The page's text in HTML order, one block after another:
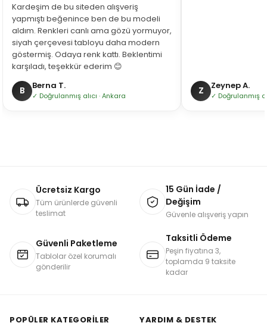
Kardeşim de bu siteden alışveriş
yapmıştı beğenince ben de bu modeli
aldım. Renkleri canlı ama gözü yormuyor,
siyah çerçevesi tabloyu daha modern
göstermiş. Odaya renk kattı. Beklentimi
karşıladı, teşekkür ederim 😊
B Berna T.
✓ Doğrulanmış alıcı · Ankara Z Zeynep A.
✓ Doğrulanmış
Ücretsiz Kargo
Tüm ürünlerde güvenli
teslimat
15 Gün İade /
Değişim
Güvenle alışveriş yapın
Güvenli Paketleme
Tablolar özel korumalı
gönderilir
Taksitli Ödeme
Peşin fiyatına 3,
toplamda 9 taksite
kadar
POPÜLER KATEGORILER
YARDIM & DESTEK